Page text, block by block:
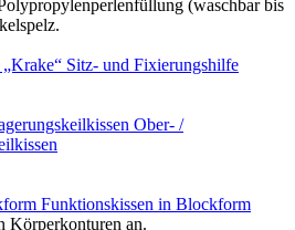
(waschbar bis
Sitz- und Fixierungshilfe
Ober- /
Funktionskissen in Blockform
Körperkonturen an.